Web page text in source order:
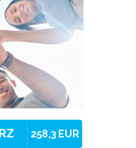
258,3 EUR